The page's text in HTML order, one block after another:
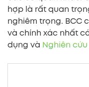
hợp là rất quan
nghiêm trọng. BCC
và chính xác nhất
dụng và Nghiên cứu